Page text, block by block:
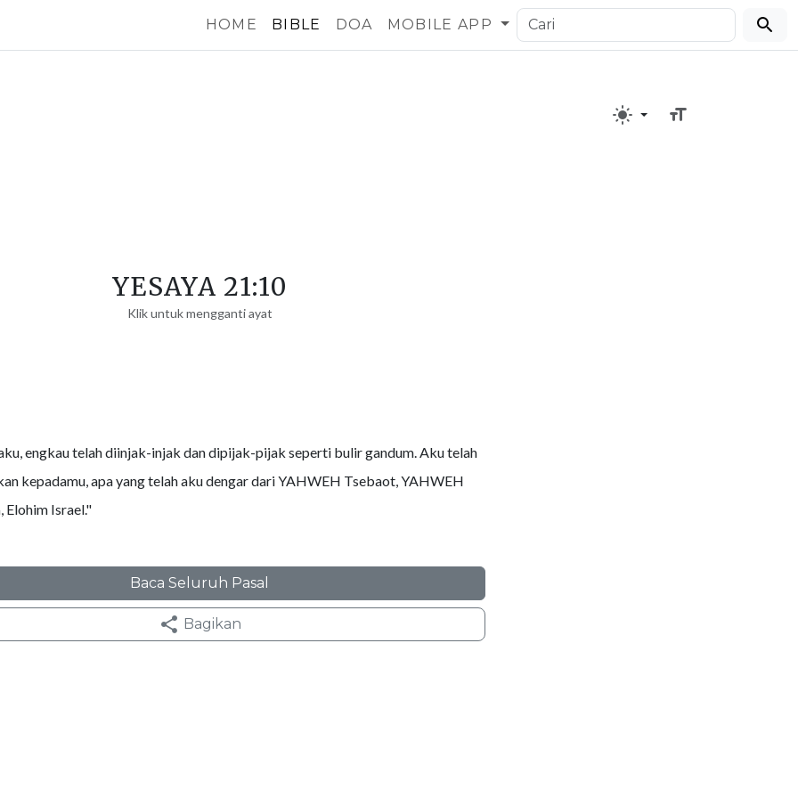
HOME BIBLE DOA MOBILE APP
YESAYA 21:10
Klik untuk mengganti ayat
engkau telah diinjak-injak dan dipijak-pijak seperti bulir gandum. Aku telah
kepadamu, apa yang telah aku dengar dari YAHWEH Tsebaot, YAHWEH
Elohim Israel."
Baca Seluruh Pasal
Bagikan